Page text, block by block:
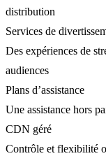
distribution
Services de
Des expériences de
audiences
Plans d’assistance
Une assistance hors
CDN géré
Contrôle et flexibilité